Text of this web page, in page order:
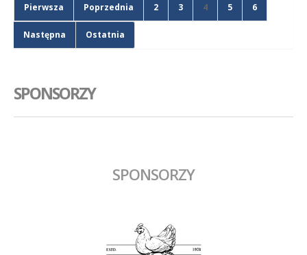
Pierwsza Poprzednia 2 3 4 5 6
Następna Ostatnia
SPONSORZY
SPONSORZY